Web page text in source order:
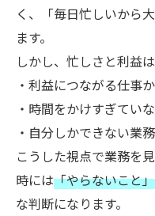
く、「毎日忙しいから
ます。
しかし、忙しさと利益
・利益につながる仕事か
・時間をかけすぎてい
・自分しかできない業
こうした視点で業務を
時には「やらないこと
な判断になります。